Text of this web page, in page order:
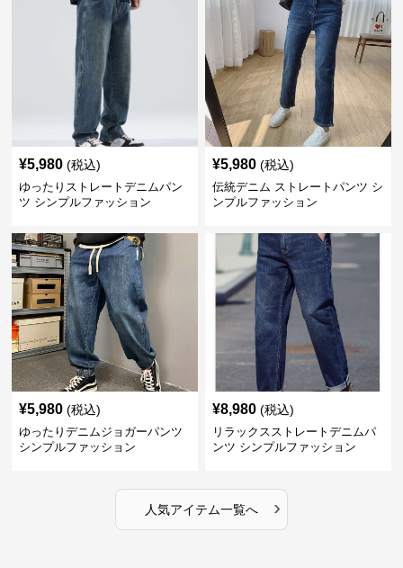
¥5,980 (税込)
ゆったりストレートデニムパン
ツ シンプルファッション
¥5,980 (税込)
伝統デニム ストレートパンツ シ
ンプルファッション
¥5,980 (税込)
ゆったりデニムジョガーパンツ
シンプルファッション
¥8,980 (税込)
リラックスストレートデニムパ
ンツ シンプルファッション
人気アイテム一覧へ ›